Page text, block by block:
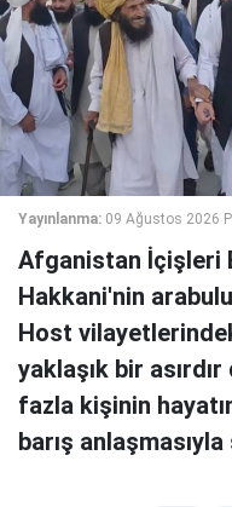
Yayınlanma: 09 Ağustos 2026
Afganistan İçişleri
Hakkani'nin
Host
yaklaşık bir
fazla kişinin
barış